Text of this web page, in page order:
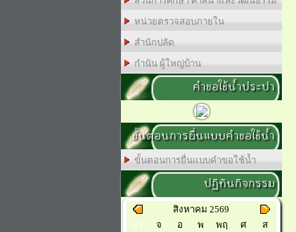
หน่วยตรวจสอบภายใน
สำนักปลัด
กำนัน ผู้ใหญ่บ้าน
คำขอใช้น้ำประปา
ขั้นตอนการยื่นแบบคำขอใช้น้ำ
ขั้นตอนการยื่นแบบคำขอใช้น้ำ
ปฏิทินกิจกรรม
สิงหาคม 2569
อา
จ อ พ พฤ ศ
ส